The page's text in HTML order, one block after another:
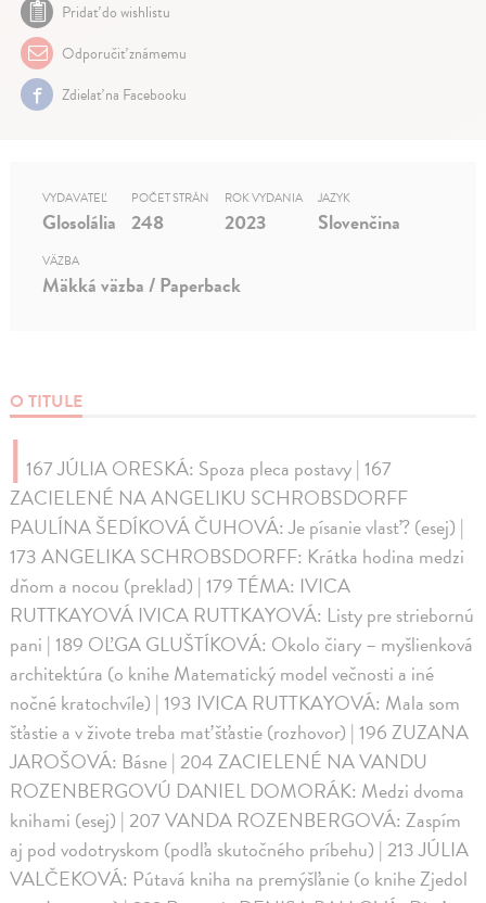
Pridať do wishlistu
Odporučiť známemu
Zdielať na Facebooku
O TITULE
| 167 JÚLIA ORESKÁ: Spoza pleca postavy | 167
ZACIELENÉ NA ANGELIKU SCHROBSDORFF
PAULÍNA ŠEDÍKOVÁ ČUHOVÁ: Je písanie vlasť? (esej) |
173 ANGELIKA SCHROBSDORFF: Krátka hodina medzi
dňom a nocou (preklad) | 179 TÉMA: IVICA
RUTTKAYOVÁ IVICA RUTTKAYOVÁ: Listy pre striebornú
pani | 189 OĽGA GLUŠTÍKOVÁ: Okolo čiary – myšlienková
architektúra (o knihe Matematický model večnosti a iné
nočné kratochvíle) | 193 IVICA RUTTKAYOVÁ: Mala som
šťastie a v živote treba mať šťastie (rozhovor) | 196 ZUZANA
JAROŠOVÁ: Básne | 204 ZACIELENÉ NA VANDU
ROZENBERGOVÚ DANIEL DOMORÁK: Medzi dvoma
knihami (esej) | 207 VANDA ROZENBERGOVÁ: Zaspím
aj pod vodotryskom (podľa skutočného príbehu) | 213 JÚLIA
VALČEKOVÁ: Pútavá kniha na premýšľanie (o knihe Zjedol
VYDAVATEĽ
Glosolália
POČET STRÁN
248
ROK VYDANIA
2023
JAZYK
Slovenčina
VÄZBA
Mäkká väzba / Paperback